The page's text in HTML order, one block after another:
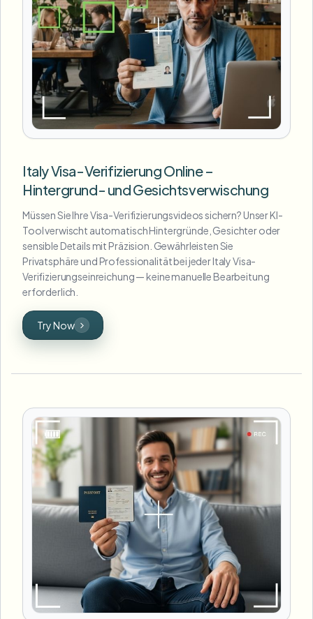
Italy Visa-Verifizierung Online –
Hintergrund- und Gesichtsverwischung
Müssen Sie Ihre Visa-Verifizierungsvideos sichern? Unser KI-
Tool verwischt automatisch Hintergründe, Gesichter oder
sensible Details mit Präzision. Gewährleisten Sie
Privatsphäre und Professionalität bei jeder Italy Visa-
Verifizierungseinreichung — keine manuelle Bearbeitung
erforderlich.
Try Now